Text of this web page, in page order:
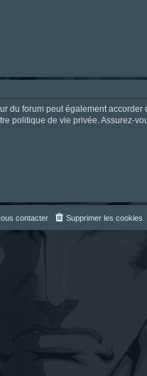
du forum peut également accorder
politique de vie privée. Assurez-
Supprimer les cookies
contacter